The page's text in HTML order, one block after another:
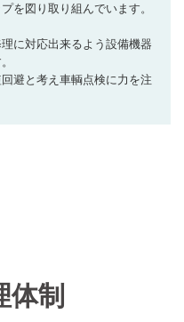
を図り取り組んでいます。
に対応出来るよう設備機器
避と考え車輌点検に力を注
体制